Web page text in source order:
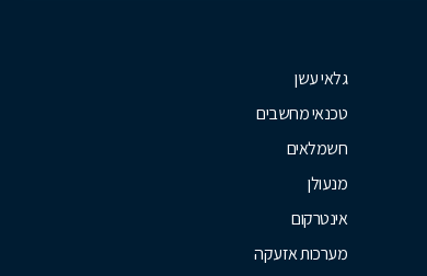
גלאי עשן
טכנאי מחשבים
חשמלאים
מנעולן
אינטרקום
מערכות אזעקה